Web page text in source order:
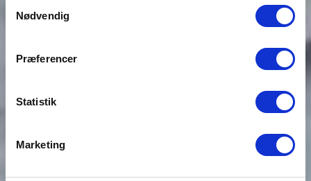
Nødvendig
Præferencer
Statistik
Marketing